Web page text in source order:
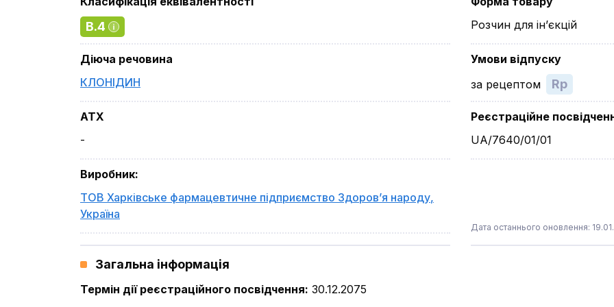
B.4
Діюча речовина
КЛОНІДИН
ATX
-
Виробник:
ТОВ Харківське фармацевтичне підприємство Здоров’я народу,
Україна
Розчин для ін’єкцій
Умови відпуску
за рецептом
Rp
Реєстраційне
UA/7640/01/01
Дата останнього оновлення:
Загальна інформація
Термін дії реєстраційного посвідчення: 30.12.2075